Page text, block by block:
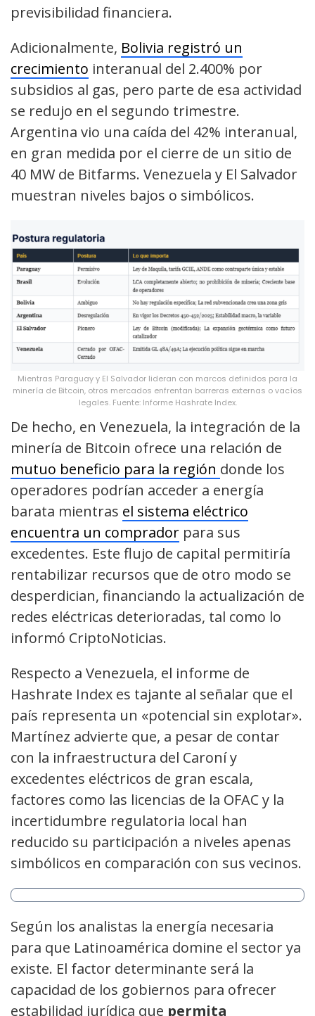
previsibilidad financiera.
Adicionalmente, Bolivia registró un
crecimiento interanual del 2.400% por
subsidios al gas, pero parte de esa actividad
se redujo en el segundo trimestre.
Argentina vio una caída del 42% interanual,
en gran medida por el cierre de un sitio de
40 MW de Bitfarms. Venezuela y El Salvador
muestran niveles bajos o simbólicos.
Mientras Paraguay y El Salvador lideran con marcos definidos para la
minería de Bitcoin, otros mercados enfrentan barreras externas o vacíos
legales. Fuente: Informe Hashrate Index.
De hecho, en Venezuela, la integración de la
minería de Bitcoin ofrece una relación de
mutuo beneficio para la región donde los
operadores podrían acceder a energía
barata mientras el sistema eléctrico
encuentra un comprador para sus
excedentes. Este flujo de capital permitiría
rentabilizar recursos que de otro modo se
desperdician, financiando la actualización de
redes eléctricas deterioradas, tal como lo
informó CriptoNoticias.
Respecto a Venezuela, el informe de
Hashrate Index es tajante al señalar que el
país representa un «potencial sin explotar».
Martínez advierte que, a pesar de contar
con la infraestructura del Caroní y
excedentes eléctricos de gran escala,
factores como las licencias de la OFAC y la
incertidumbre regulatoria local han
reducido su participación a niveles apenas
simbólicos en comparación con sus vecinos.
Según los analistas la energía necesaria
para que Latinoamérica domine el sector ya
existe. El factor determinante será la
capacidad de los gobiernos para ofrecer
estabilidad jurídica que permita